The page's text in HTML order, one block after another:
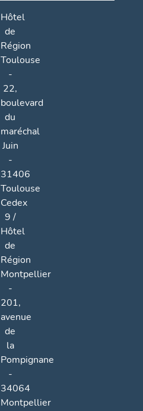
Hôtel
de
Région
Toulouse
-
22,
boulevard
du
maréchal
Juin
-
31406
Toulouse
Cedex
9 /
Hôtel
de
Région
Montpellier
-
201,
avenue
de
la
Pompignane
-
34064
Montpellier